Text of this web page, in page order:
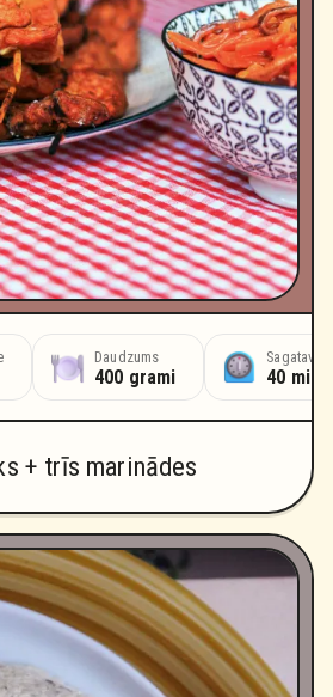
Daudzums
400 grami 40
+ trīs marinādes